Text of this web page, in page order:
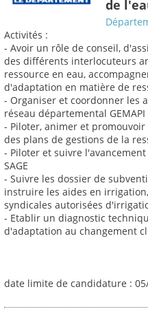
de
Activités :
- Avoir un rôle de conseil,
des différents interlocuteurs
ressource en eau,
d'adaptation en matière de
- Organiser et coordonner les
réseau départemental GEMAPI
- Piloter, animer et
des plans de gestions de la
- Piloter et suivre
SAGE
- Suivre les dossier de
instruire les aides en
syndicales autorisées
- Etablir un diagnostic
d'adaptation au changement
date limite de candidature :